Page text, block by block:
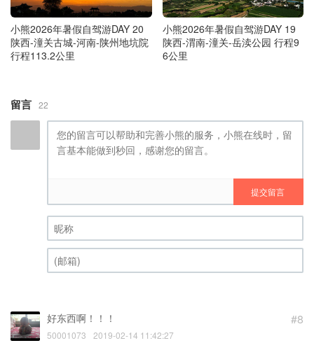
小熊2026年暑假自驾游DAY 20
陕西-潼关古城-河南-陕州地坑院
行程113.2公里
小熊2026年暑假自驾游DAY 19
陕西-渭南-潼关-岳渎公园 行程9
6公里
留言 22
提交留言
昵称 (必填)
#8
好东西啊！！！
50001073 2019-02-14 11:42:27